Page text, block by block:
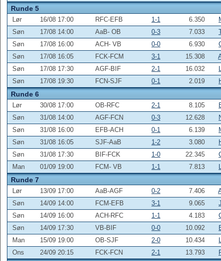
Runde 5
Lør 16/08 17:00 RFC-EFB 1-1 6.350
Søn
17/08 14:00 AaB- OB 0-3 7.033
Søn
17/08 16:00 ACH- VB 0-0 6.930
Søn
17/08 16:05 FCK-FCM 3-1 15.308
Søn
17/08 17:30 AGF-BIF 2-1 16.032
Søn
17/08 19:30 FCN-SJF 0-1 2.019
Runde 6
Lør 30/08 17:00 OB-RFC 2-1 8.105
Søn
31/08 14:00 AGF-FCN 0-3 12.628
Søn
31/08 16:00 EFB-ACH 0-1 6.139
Søn
31/08 16:05 SJF-AaB 1-2 3.080
Søn
31/08 17:30 BIF-FCK 1-0 22.345
Man
01/09 19:00 FCM- VB 1-1 7.813
Runde 7
Lør 13/09 17:00 AaB-AGF 0-2 7.406
Søn
14/09 14:00 FCM-EFB 3-1 9.065
Søn
14/09 16:00 ACH-RFC 1-1 4.183
Søn
14/09 17:30 VB-BIF 0-0 10.092
Man
15/09 19:00 OB-SJF 2-0 10.434
Ons
24/09 20:15 FCK-FCN 2-1 13.793